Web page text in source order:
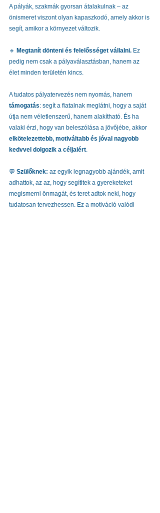
A pályák, szakmák gyorsan átalakulnak – az
önismeret viszont olyan kapaszkodó, amely akkor is
segít, amikor a környezet változik.
🔹 Megtanít dönteni és felelősséget vállalni. Ez
pedig nem csak a pályaválasztásban, hanem az
élet minden területén kincs.
A tudatos pályatervezés nem nyomás, hanem
támogatás: segít a fiatalnak meglátni, hogy a saját
útja nem véletlenszerű, hanem alakítható. És ha
valaki érzi, hogy van beleszólása a jövőjébe, akkor
elkötelezettebb, motiváltabb és jóval nagyobb
kedvvel dolgozik a céljaiért.
💬 Szülőknek: az egyik legnagyobb ajándék, amit
adhattok, az az, hogy segítitek a gyereketeket
megismerni önmagát, és teret adtok neki, hogy
tudatosan tervezhessen. Ez a motiváció valódi